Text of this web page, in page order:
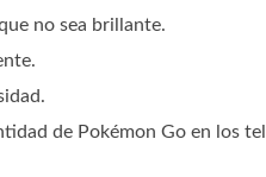
no sea brillante.
de Pokémon Go en los